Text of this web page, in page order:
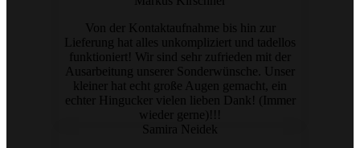
Von der Kontaktaufnahme bis hin zur
Lieferung hat alles unkompliziert und tadellos
funktioniert! Wir sind sehr zufrieden mit der
Ausarbeitung unserer Sonderwünsche. Unser
kleiner hat echt große Augen gemacht, ein
echter Hingucker vielen lieben Dank! (Immer
wieder gerne)!!!
Samira Neidek